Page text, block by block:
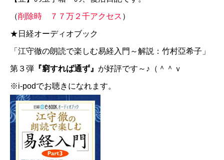
（削除時 ７７万２千アクセス ）
★日経オーディオブック
「江守徹の朗読で楽しむ易経入門～解説：竹村亞希子」
第３弾 『窮すれば通ず』 が好評です～♪（＾＾ｖ
※i-podでお聴きになれます。